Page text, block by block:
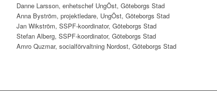
Danne Larsson, enhetschef UngÖst, Göteborgs Stad
Anna Byström, projektledare, UngÖst, Göteborgs Stad
Jan Wikström, SSPF-koordinator, Göteborgs Stad
Stefan Alberg, SSPF-koordinator, Göteborgs Stad
Amro Quzmar, socialförvaltning Nordost, Göteborgs Stad